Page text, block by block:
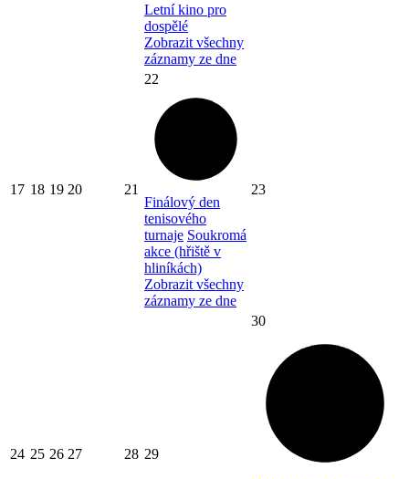
Letní kino pro
dospělé
Zobrazit všechny
záznamy ze dne
17 18 19 20 21
22
Finálový den
tenisového
turnaje Soukromá
akce (hřiště v
hliníkách)
Zobrazit všechny
záznamy ze dne
23
24 25 26 27 28 29
30